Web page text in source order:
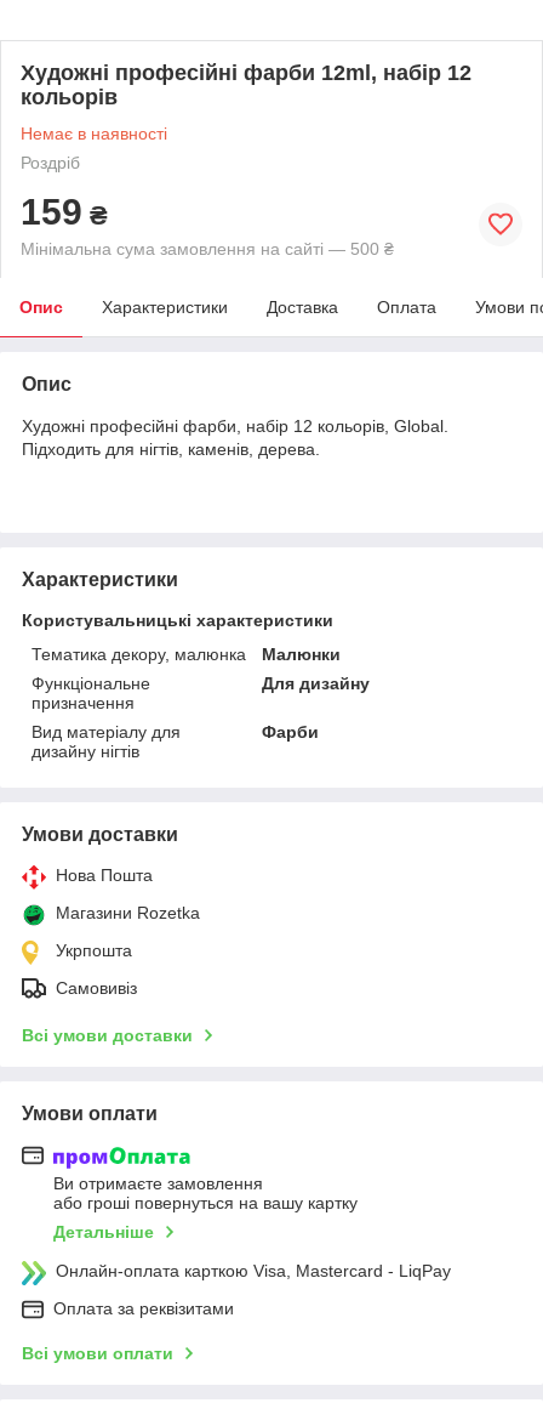
Художні професійні фарби 12ml, набір 12
кольорів
Немає в наявності
Роздріб
159 ₴
Мінімальна сума замовлення на сайті — 500 ₴
Опис Характеристики Доставка Оплата Умови
Опис
Художні професійні фарби, набір 12 кольорів, Global.
Підходить для нігтів, каменів, дерева.
Характеристики
Користувальницькі характеристики
Тематика декору, малюнка
Малюнки
Функціональне
призначення
Для дизайну
Вид матеріалу для
дизайну нігтів
Фарби
Умови доставки
Нова Пошта
Магазини Rozetka
Укрпошта
Самовивіз
Всі умови доставки
Умови оплати
Ви отримаєте замовлення
або гроші повернуться на вашу картку
Детальніше
Онлайн-оплата карткою Visa, Mastercard - LiqPay
Оплата за реквізитами
Всі умови оплати